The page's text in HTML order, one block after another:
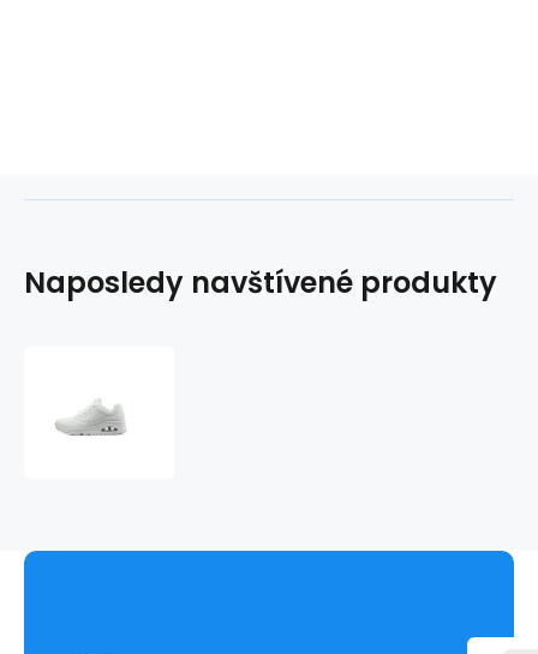
Naposledy navštívené produkty
73690-